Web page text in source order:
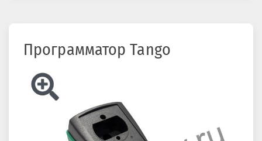
Программатор Tango